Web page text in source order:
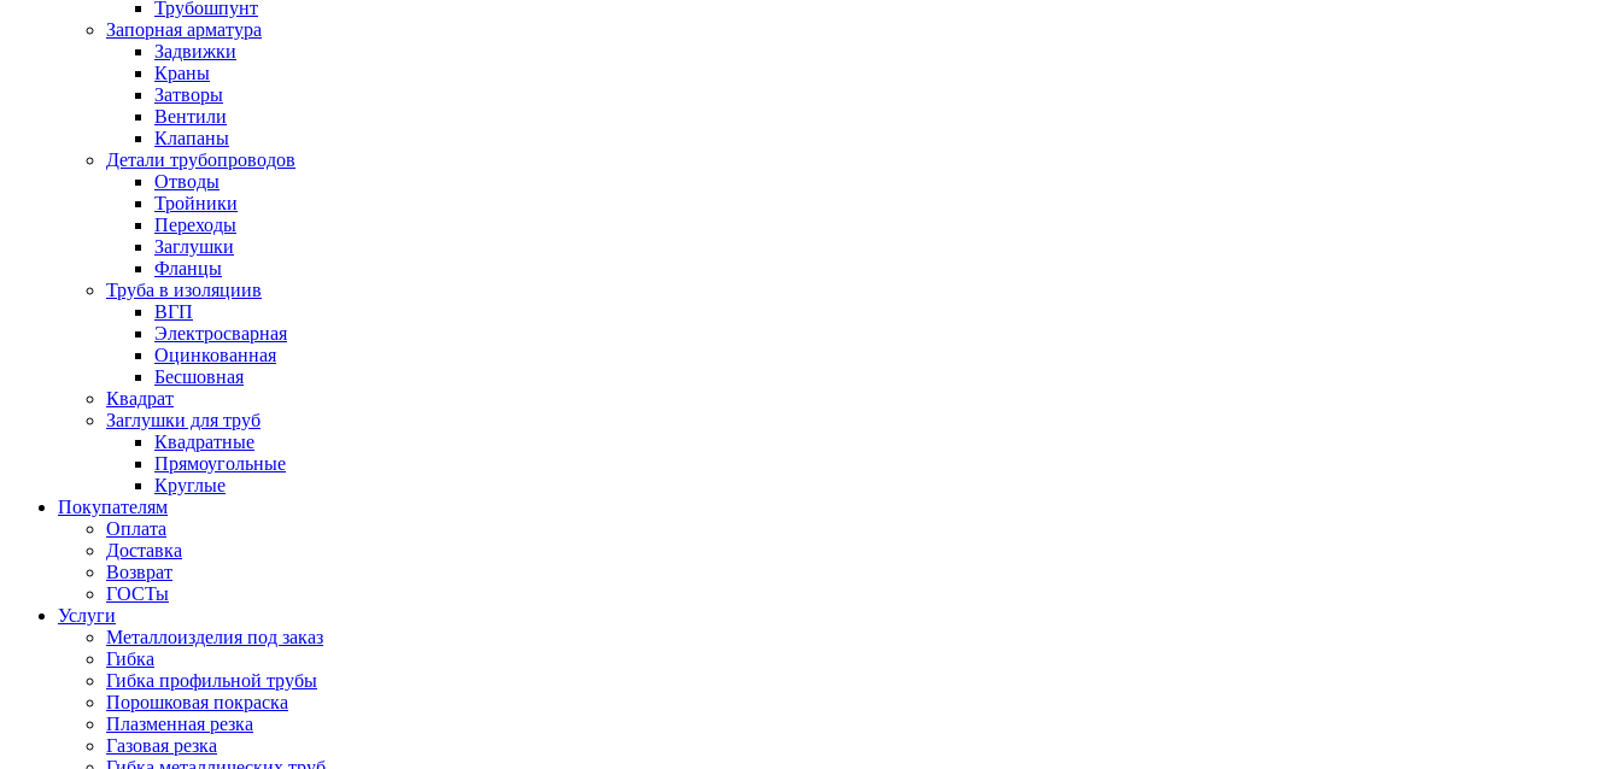
Трубошпунт
Запорная арматура
Задвижки
Краны
Затворы
Вентили
Клапаны
Детали трубопроводов
Отводы
Тройники
Переходы
Заглушки
Фланцы
Труба в изоляциив
ВГП
Электросварная
Оцинкованная
Бесшовная
Квадрат
Заглушки для труб
Квадратные
Прямоугольные
Круглые
Покупателям
Оплата
Доставка
Возврат
ГОСТы
Услуги
Металлоизделия под заказ
Гибка
Гибка профильной трубы
Порошковая покраска
Плазменная резка
Газовая резка